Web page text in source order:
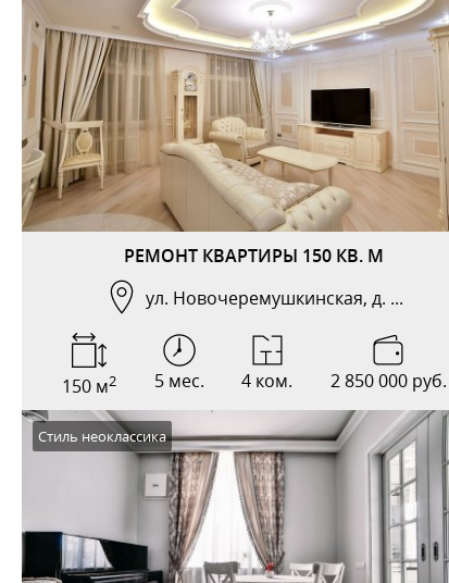
РЕМОНТ КВАРТИРЫ 150 КВ. М
ул. Новочеремушкинская, д. ...
150 м2 5 мес. 4 ком. 2 850 000 руб.
Стиль неоклассика